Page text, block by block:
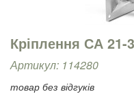
Кріплення СА 21-
Артикул: 114280
товар без відгуків